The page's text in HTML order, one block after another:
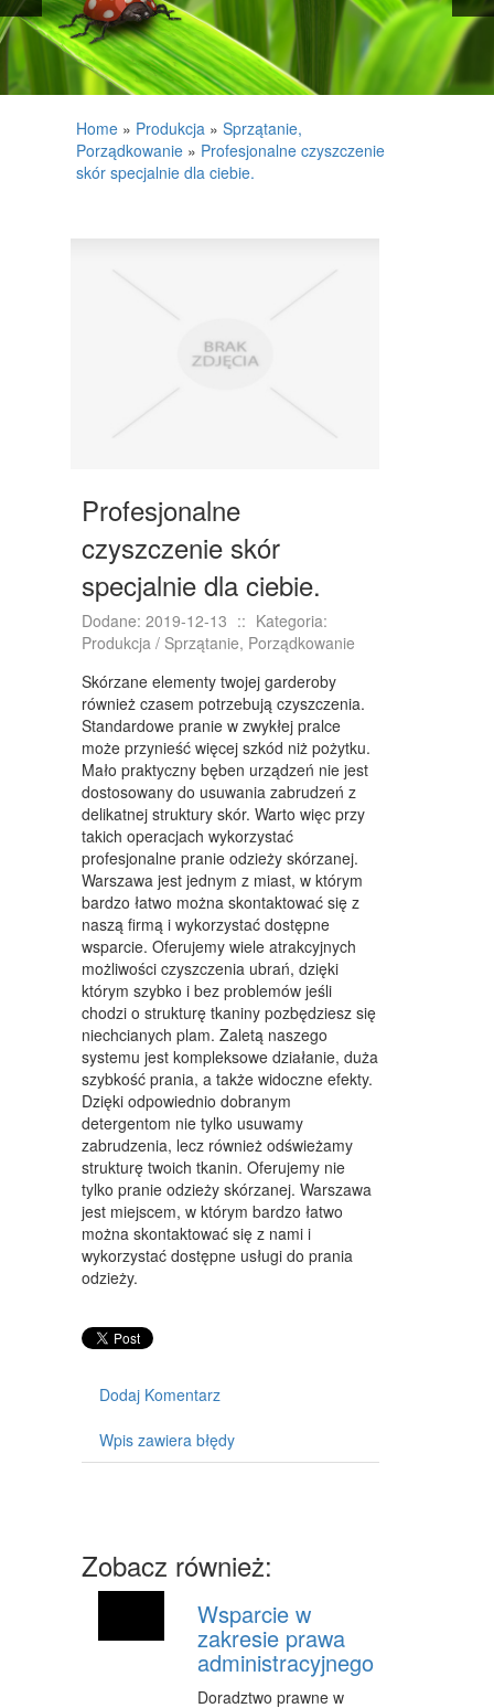
WYKOŃCZENIA
PROJEKTOWANIE
MATERIAŁY BUDOWLANE
DOMY, MIESZKANIA
TŁUMACZENIA
BIZNES ONLINE
BIŻUTERIA
DLA DZIECI
MEBLE
WYPOSAŻENIE WNĘTRZ
WYPOSAŻENIE ŁAZIENKI
ODZIEŻ
SPORT
ELEKTRONIKA, RTV, AGD
ART. DLA ZWIERZĄT
OGRÓD, ROŚLINY
CHEMIA
ART. SPOŻYWCZE
MATERIAŁY EKSPLOATACYJNE
INNE SKLEPY
SPRZĘT
TRANSPORT
USŁUGI MOTORYZACYJNE
SALONY, KOMISY
PUBLIC RELATIONS
Home » Produkcja » Sprzątanie,
Porządkowanie » Profesjonalne czyszczenie
skór specjalnie dla ciebie.
Profesjonalne
czyszczenie skór
specjalnie dla ciebie.
Dodane: 2019-12-13 :: Kategoria:
Produkcja / Sprzątanie, Porządkowanie
Skórzane elementy twojej garderoby
również czasem potrzebują czyszczenia.
Standardowe pranie w zwykłej pralce
może przynieść więcej szkód niż pożytku.
Mało praktyczny bęben urządzeń nie jest
dostosowany do usuwania zabrudzeń z
delikatnej struktury skór. Warto więc przy
takich operacjach wykorzystać
profesjonalne pranie odzieży skórzanej.
Warszawa jest jednym z miast, w którym
bardzo łatwo można skontaktować się z
naszą firmą i wykorzystać dostępne
wsparcie. Oferujemy wiele atrakcyjnych
możliwości czyszczenia ubrań, dzięki
którym szybko i bez problemów jeśli
chodzi o strukturę tkaniny pozbędziesz się
niechcianych plam. Zaletą naszego
systemu jest kompleksowe działanie, duża
szybkość prania, a także widoczne efekty.
Dzięki odpowiednio dobranym
detergentom nie tylko usuwamy
zabrudzenia, lecz również odświeżamy
strukturę twoich tkanin. Oferujemy nie
tylko pranie odzieży skórzanej. Warszawa
jest miejscem, w którym bardzo łatwo
można skontaktować się z nami i
wykorzystać dostępne usługi do prania
odzieży.
Dodaj Komentarz
Wpis zawiera błędy
Zobacz również:
Wsparcie w
zakresie prawa
administracyjnego
Doradztwo prawne w